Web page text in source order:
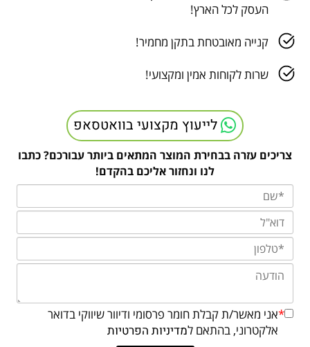
העסק לכל הארץ!
קנייה מאובטחת בתקן מחמיר!
שרות לקוחות אמין ומקצועי!
לייעוץ מקצועי בוואטסאפ
צריכים עזרה בבחירת המוצר המתאים ביותר עבורכם? כתבו
לנו ונחזור אליכם בהקדם!
*אני מאשר/ת קבלת חומר פרסומי ודיוור שיווקי בדואר
אלקטרוני, בהתאם למדיניות הפרטיות